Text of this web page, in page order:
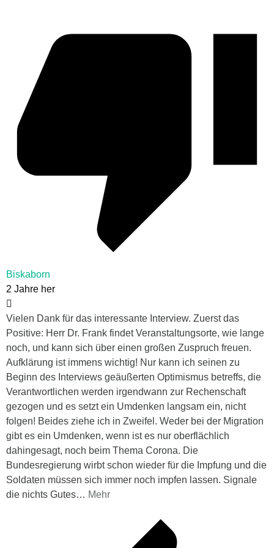
Biskaborn
2 Jahre her
Vielen Dank für das interessante Interview. Zuerst das
Positive: Herr Dr. Frank findet Veranstaltungsorte, wie lange
noch, und kann sich über einen großen Zuspruch freuen.
Aufklärung ist immens wichtig! Nur kann ich seinen zu
Beginn des Interviews geäußerten Optimismus betreffs, die
Verantwortlichen werden irgendwann zur Rechenschaft
gezogen und es setzt ein Umdenken langsam ein, nicht
folgen! Beides ziehe ich in Zweifel. Weder bei der Migration
gibt es ein Umdenken, wenn ist es nur oberflächlich
dahingesagt, noch beim Thema Corona. Die
Bundesregierung wirbt schon wieder für die Impfung und die
Soldaten müssen sich immer noch impfen lassen. Signale
die nichts Gutes… Mehr